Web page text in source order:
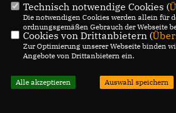
Technisch notwendige Cookies (
Die notwendigen Cookies werden allein für
ordnungsgemäßen Gebrauch der Webseite
Cookies von Drittanbietern (
Zur Optimierung unserer Webseite binden
Angebote von Drittanbietern ein.
Alle akzeptieren Auswahl speichern